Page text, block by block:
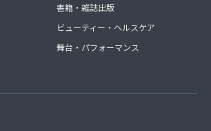
書籍・雑誌出版
ビューティー・ヘルスケア
舞台・パフォーマンス